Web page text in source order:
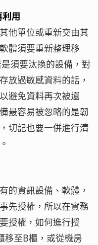
用
他單位或重新交由其
體須要重新整理移
須要汰換的設備，對
放過敏感資料的話，
避免資料再次被還
最容易被忽略的是韌
切記也要一併進行清
的資訊設備、軟體，
先授權，所以在實務
授權，如何進行授
移至B櫃，或從機房